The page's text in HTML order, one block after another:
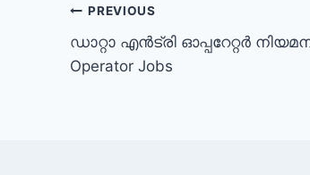
Post
navigation
PREVIOUS
ഡാറ്റാ എന്‍ട്രി ഓപ്പറേറ്റര്‍
Operator Jobs